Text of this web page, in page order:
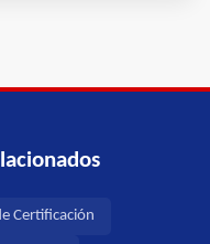
Certificación